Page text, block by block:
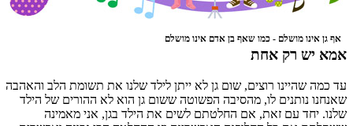
אף גן אינו מושלם - כמו שאף בן אדם אינו מושלם
אמא יש רק אחת
עד כמה שהיינו רוצים, שום גן לא ייתן לילד שלנו את תשומת הלב והאהבה
שאנחנו נותנים לו, מהסיבה הפשוטה ששום גן הוא לא ההורים של הילד
שלנו. יחד עם זאת, אם החלטתם לשים את הילד בגן, אני מאמינה